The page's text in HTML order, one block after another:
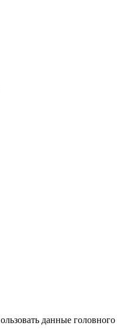
данные головного